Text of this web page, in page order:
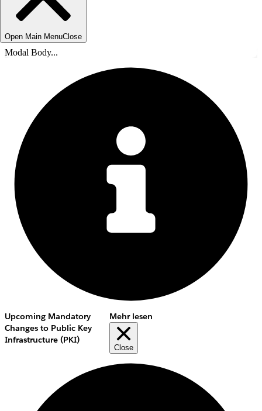
Open Main MenuClose
Modal Body...
Upcoming Mandatory
Changes to Public Key
Infrastructure (PKI)
Mehr lesen
Close